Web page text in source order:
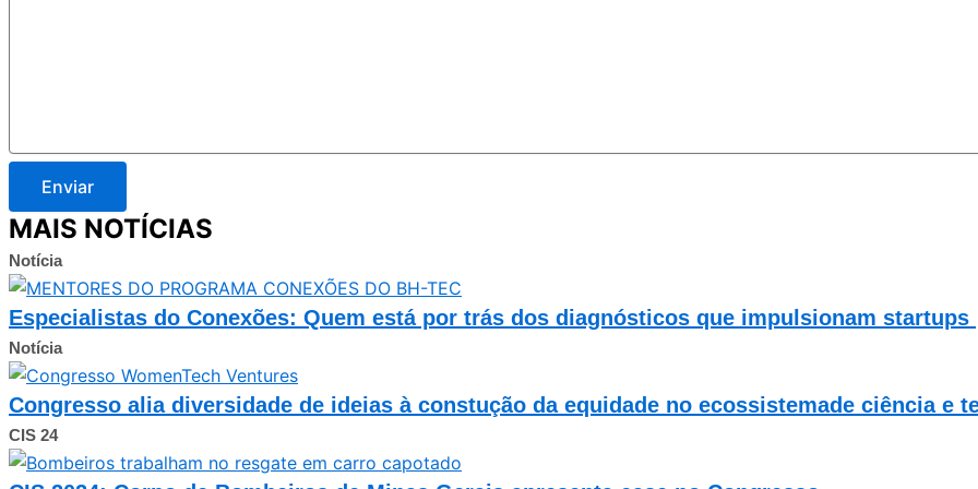
Enviar
MAIS NOTÍCIAS
Notícia
Especialistas do Conexões: Quem está por trás dos diagnósticos que impulsionam startups
Notícia
Congresso alia diversidade de ideias à constução da equidade no ecossistemade ciência e
CIS 24